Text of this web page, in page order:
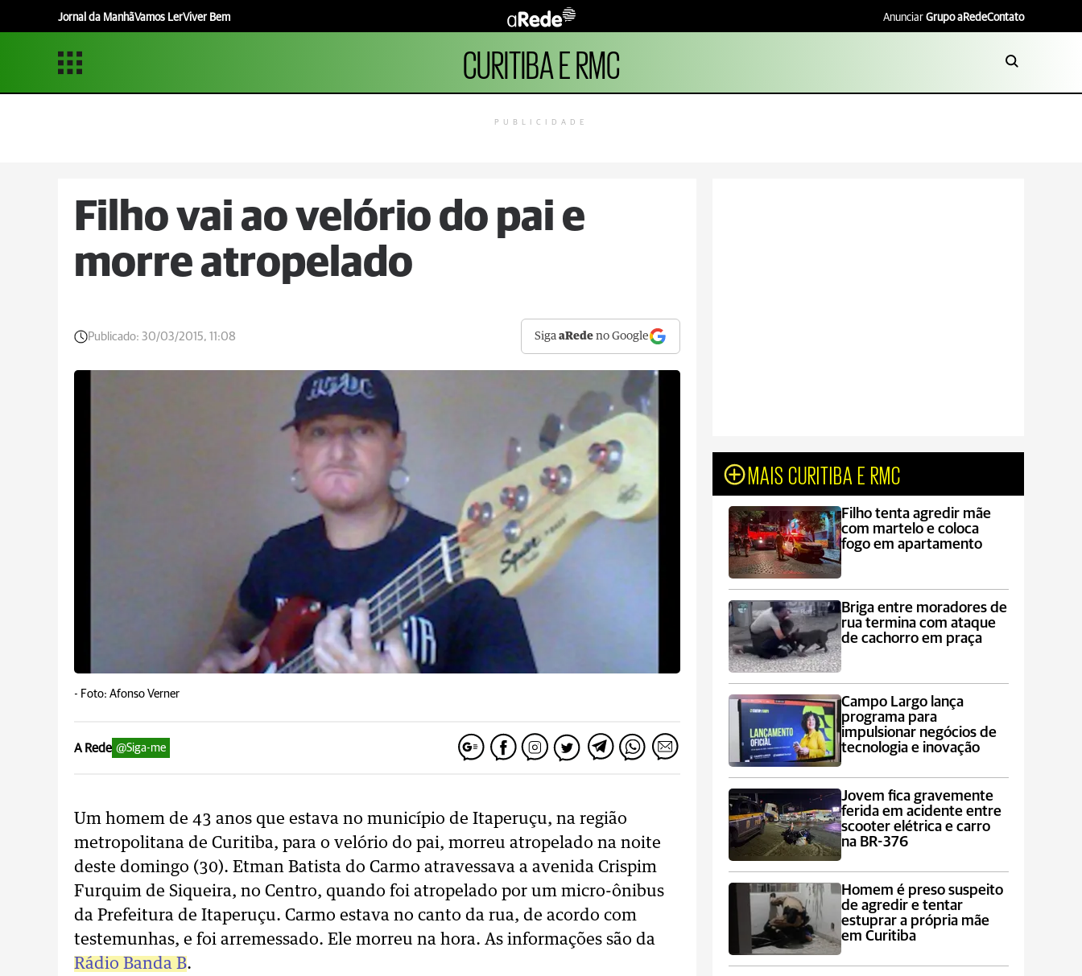
Jornal da ManhãVamos LerViver Bem Anunciar Grupo aRedeContato
CURITIBA E RMC
PUBLICIDADE
Filho vai ao velório do pai e
morre atropelado
Publicado: 30/03/2015, 11:08 SigaaRede no Google
- Foto: Afonso Verner
A Rede @Siga-me
Um homem de 43 anos que estava no município de Itaperuçu, na região
metropolitana de Curitiba, para o velório do pai, morreu atropelado na noite
deste domingo (30). Etman Batista do Carmo atravessava a avenida Crispim
Furquim de Siqueira, no Centro, quando foi atropelado por um micro-ônibus
da Prefeitura de Itaperuçu. Carmo estava no canto da rua, de acordo com
testemunhas, e foi arremessado. Ele morreu na hora. As informações são da
Rádio Banda B.
MAIS CURITIBA E RMC
Filho tenta agredir mãe
com martelo e coloca
fogo em apartamento
Briga entre moradores de
rua termina com ataque
de cachorro em praça
Campo Largo lança
programa para
impulsionar negócios de
tecnologia e inovação
Jovem fica gravemente
ferida em acidente entre
scooter elétrica e carro
na BR-376
Homem é preso suspeito
de agredir e tentar
estuprar a própria mãe
em Curitiba